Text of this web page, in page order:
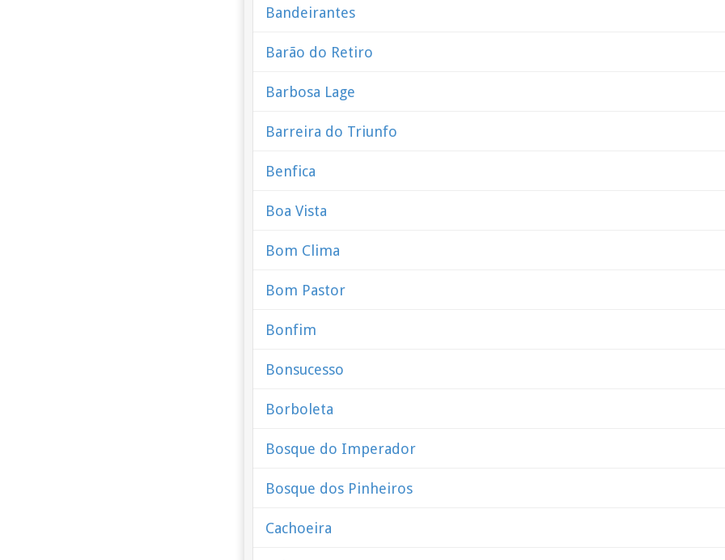
Bandeirantes
Barão do Retiro
Barbosa Lage
Barreira do Triunfo
Benfica
Boa Vista
Bom Clima
Bom Pastor
Bonfim
Bonsucesso
Borboleta
Bosque do Imperador
Bosque dos Pinheiros
Cachoeira